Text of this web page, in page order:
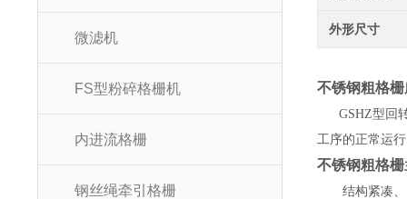
微滤机
FS型粉碎格栅机
内进流格栅
钢丝绳牵引格栅
外形尺寸
不锈钢粗格栅
GSHZ型回转式
工序的正常运行
不锈钢粗格栅
结构紧凑、电